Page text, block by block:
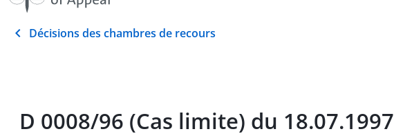
Décisions des chambres de recours
D 0008/96 (Cas limite) du 18.07.1997